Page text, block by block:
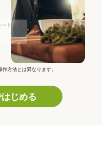
方法とは異なります。
じめる